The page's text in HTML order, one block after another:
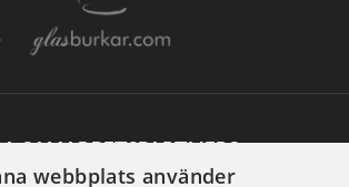
SAMARBETSPARTNERS
webbplats använder